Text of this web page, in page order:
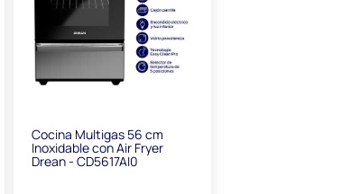
Cocina Multigas 56 cm
Inoxidable con Air Fryer
Drean - CD5617AI0